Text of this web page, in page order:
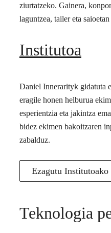
ziurtatzeko. Gainera,
laguntzea, tailer eta
Institutoa
Daniel Innerarityk gidatuta
eragile honen helburua
esperientzia eta jakintza
bidez ekimen bakoitzaren
zabalduz.
Ezagutu Institutoako
Teknologia